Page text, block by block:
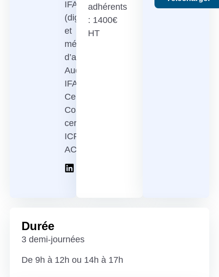
IFACI
(digital
et
méthodologie
d’audit)
Auditrice
IFACI
Certification
Coach
certifiée
ICF
ACC
adhérents
: 1400€
HT
Durée
3 demi-journées
De 9h à 12h ou 14h à 17h